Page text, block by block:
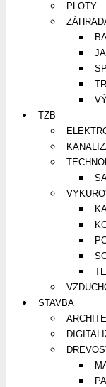
PLOTY
TZB
STAVBA